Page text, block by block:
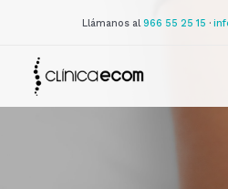
Llámanos al 966 55 25 15 ·